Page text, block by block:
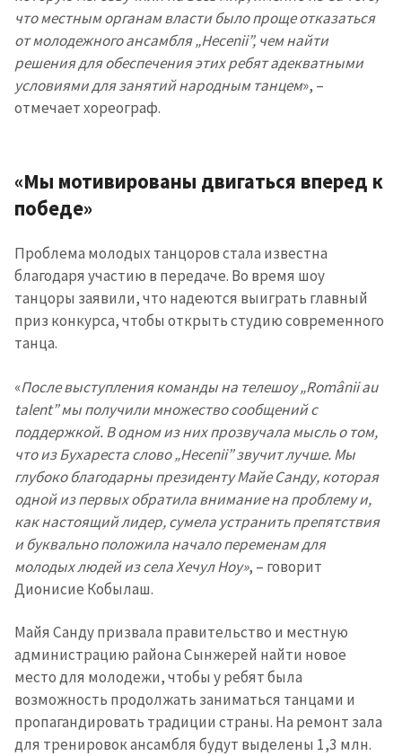
что местным органам власти было проще отказаться
от молодежного ансамбля „Hecenii”, чем найти
решения для обеспечения этих ребят адекватными
условиями для занятий народным танцем», –
отмечает хореограф.
«Мы мотивированы двигаться вперед к
победе»
Проблема молодых танцоров стала известна
благодаря участию в передаче. Во время шоу
танцоры заявили, что надеются выиграть главный
приз конкурса, чтобы открыть студию современного
танца.
«После выступления команды на телешоу „Românii au
talent” мы получили множество сообщений с
поддержкой. В одном из них прозвучала мысль о том,
что из Бухареста слово „Hecenii” звучит лучше. Мы
глубоко благодарны президенту Майе Санду, которая
одной из первых обратила внимание на проблему и,
как настоящий лидер, сумела устранить препятствия
и буквально положила начало переменам для
молодых людей из села Хечул Ноу», – говорит
Дионисие Кобылаш.
Майя Санду призвала правительство и местную
администрацию района Сынжерей найти новое
место для молодежи, чтобы у ребят была
возможность продолжать заниматься танцами и
пропагандировать традиции страны. На ремонт зала
для тренировок ансамбля будут выделены 1,3 млн.
МОЯ НОВОСТЬ
Заголовок новости
+ Добавить
заголовок
Ссылка на медиа
+ Добавить ссылку на
медиа
Текст новости
+ Добавить текст
новости
Электронная почта
+ Мой email
Телефон
+ Личный телефон
Я прочитал(а) и согласен(на)
сполитикой
ОТПРАВИТЬ НОВОСТЬ